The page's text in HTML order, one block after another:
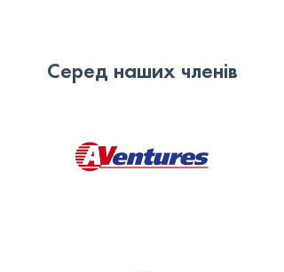
Серед наших членів